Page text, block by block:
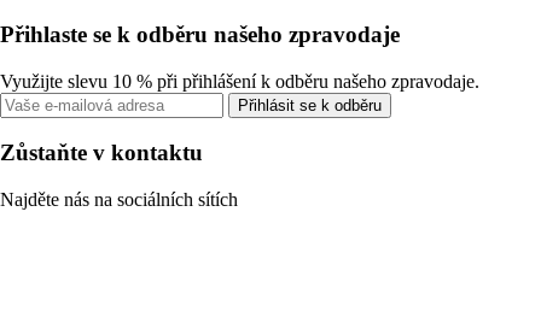
Přihlaste se k odběru našeho zpravodaje
Využijte slevu 10 % při přihlášení k odběru našeho zpravodaje.
Přihlásit se k odběru
Zůstaňte v kontaktu
Najděte nás na sociálních sítích